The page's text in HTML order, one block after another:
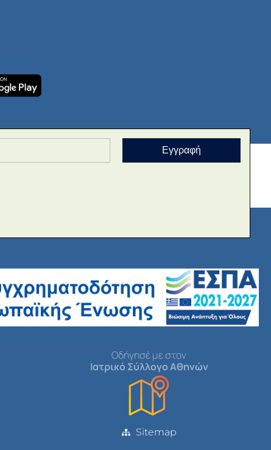
Εγγραφή
Οδήγησέ με στον
Ιατρικό Σύλλογο Αθηνών
Sitemap